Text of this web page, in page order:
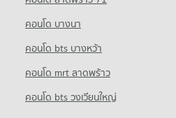
ามเสนวิทยาลัย 2
มเสนวิทยาลัย 2
คอนโด บางนา
คอนโด bts บางหว้า
คอนโด mrt ลาดพร้าว
คอนโด bts วงเวียนใหญ่